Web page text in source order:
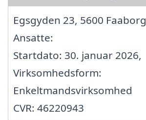
Egsgyden 23, 5600 Faaborg
Ansatte:
Startdato: 30. januar 2026,
Virksomhedsform:
Enkeltmandsvirksomhed
CVR: 46220943